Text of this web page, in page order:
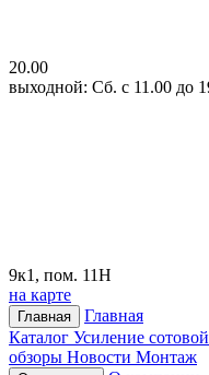
20.00
выходной: Сб. с 11.00 до
9к1, пом. 11Н
на карте
Главная
Главная
Каталог Усиление
обзоры Новости Монтаж